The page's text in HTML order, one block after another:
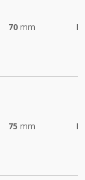
70 mm
75 mm